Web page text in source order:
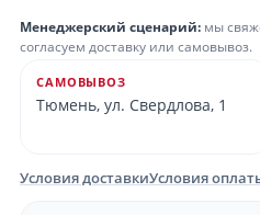
Менеджерский сценарий: мы
согласуем доставку или самовывоз.
САМОВЫВОЗ
Тюмень, ул. Свердлова, 1
Условия доставкиУсловия